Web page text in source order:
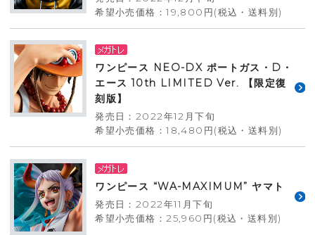
希望小売価格：19,800円(税込・送料別)
ワンピース NEO-DX ポートガス・D・
エース 10th LIMITED Ver. 【限定復
刻版】
発売日：2022年12月下旬
希望小売価格：18,480円(税込・送料別)
ワンピース “WA-MAXIMUM” ヤマト
発売日：2022年11月下旬
希望小売価格：25,960円(税込・送料別)